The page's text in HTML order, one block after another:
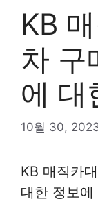
KB
차 구
에 대
10월 30,
KB 매직카
대한 정보